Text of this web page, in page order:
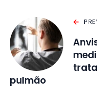
pulmão